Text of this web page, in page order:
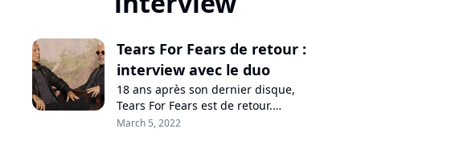
Tears For Fears de retour :
interview avec le duo
18 ans après son dernier disque,
Tears For Fears est de retour.
Surmontant les difficiles épreuves de
March 5, 2022